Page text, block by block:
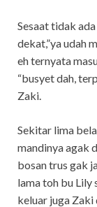
Sesaat tidak
dekat,”ya udah
eh ternyata
“busyet dah,
Zaki.
Sekitar lima
mandinya agak
bosan trus gak
lama toh bu Lily
keluar juga Zaki